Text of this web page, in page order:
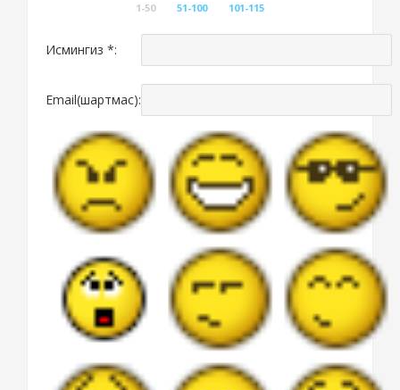
1-50 51-100 101-115
Исмингиз *:
Email(шартмас):